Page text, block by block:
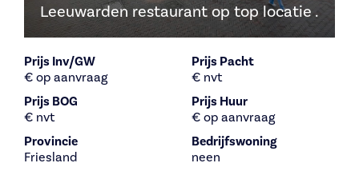
Leeuwarden restaurant op top locatie .
Prijs Inv/GW
€ op aanvraag
Prijs Pacht
€ nvt
Prijs BOG
€ nvt
Prijs Huur
€ op aanvraag
Provincie
Friesland
Bedrijfswoning
neen